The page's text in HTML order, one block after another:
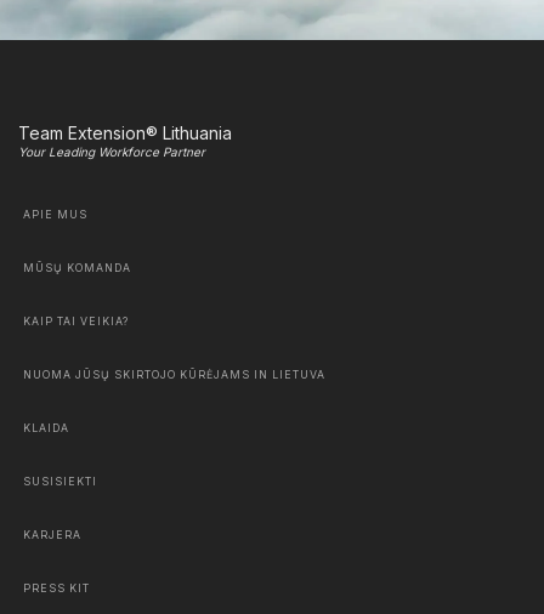
Team Extension® Lithuania
Your Leading Workforce Partner
APIE MUS
MŪSŲ KOMANDA
KAIP TAI VEIKIA?
NUOMA JŪSŲ SKIRTOJO KŪRĖJAMS IN LIETUVA
KLAIDA
SUSISIEKTI
KARJERA
PRESS KIT